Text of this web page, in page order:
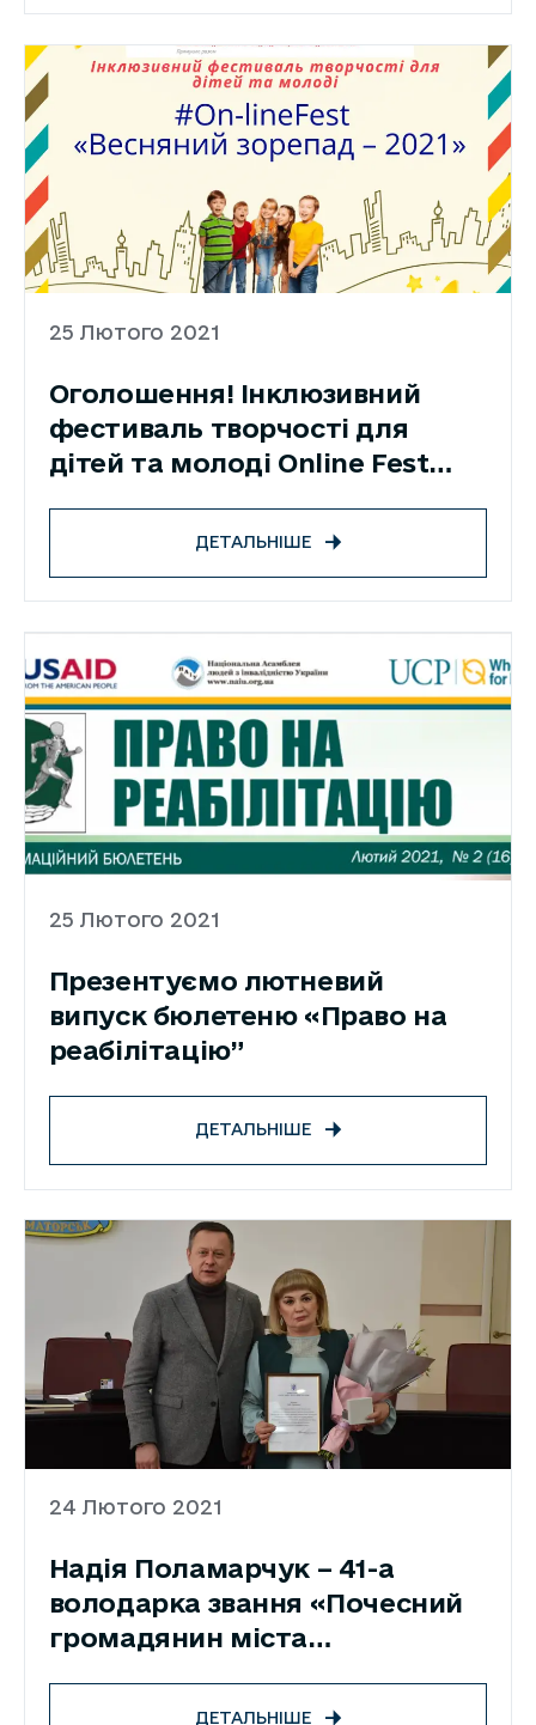
25 Лютого 2021
Оголошення! Інклюзивний
фестиваль творчості для
дітей та молоді Online Fest
ДЕТАЛЬНІШЕ
25 Лютого 2021
Презентуємо лютневий
випуск бюлетеню «Право на
реабілітацію”
ДЕТАЛЬНІШЕ
24 Лютого 2021
Надія Поламарчук – 41-а
володарка звання «Почесний
громадянин міста
ДЕТАЛЬНІШЕ